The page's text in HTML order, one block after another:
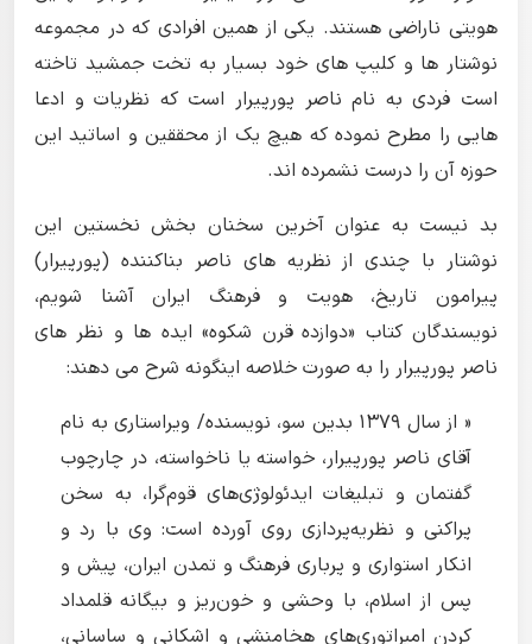
هویتی ناراضی هستند. یکی از همین افرادی که در مجموعه
نوشتار ها و کلیپ های خود بسیار به تخت جمشید تاخته
است فردی به نام ناصر پورپیرار است که نظریات و ادعا
هایی را مطرح نموده که هیچ یک از محققین و اساتید این
حوزه آن را درست نشمرده اند.
بد نیست به عنوان آخرین سخنان بخش نخستین این
نوشتار با چندی از نظریه های ناصر بناکننده (پورپیرار)
پیرامون تاریخ، هویت و فرهنگ ایران آشنا شویم،
نویسندگان کتاب «دوازده قرن شکوه» ایده ها و نظر های
ناصر پورپیرار را به صورت خلاصه اینگونه شرح می دهند:
« از سال 1379 بدین سو، نویسنده‌/ ویراستاری به نام
آقای ناصر پورپیرار، خواسته یا ناخواسته، در چارچوب
گفتمان و تبلیغات ایدئولوژی‌های قوم‌گرا، به سخن
پراکنی و نظریه‌پردازی روی آورده است: وی با رد و
انکار استواری و پرباری فرهنگ و تمدن ایران، پیش و
پس از اسلام، با وحشی و خون‌ریز و بیگانه قلمداد
کردن امپراتوری‌های هخامنشی و اشکانی و ساسانی،